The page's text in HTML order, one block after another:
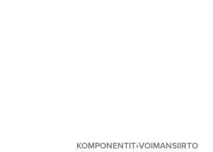
KOMPONENTIT›VOIMANSIIRTO